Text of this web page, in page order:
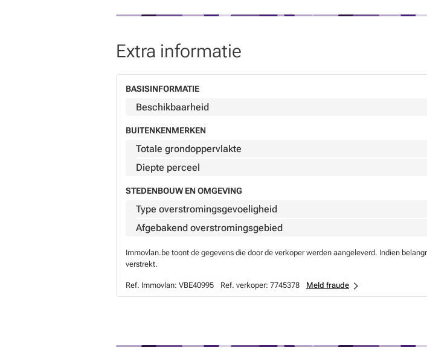
Extra informatie
BASISINFORMATIE
Beschikbaarheid
BUITENKENMERKEN
Totale grondoppervlakte
Diepte perceel
STEDENBOUW EN OMGEVING
Type overstromingsgevoeligheid
Afgebakend overstromingsgebied
Immovlan.be toont de gegevens die door de verkoper werden aangeleverd. Indien
verstrekt.
Ref. Immovlan: VBE40995 Ref. verkoper: 7745378 Meld fraude